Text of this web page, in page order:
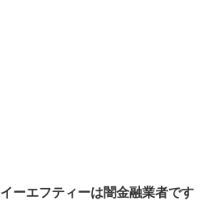
イーエフティーは闇金融業者です